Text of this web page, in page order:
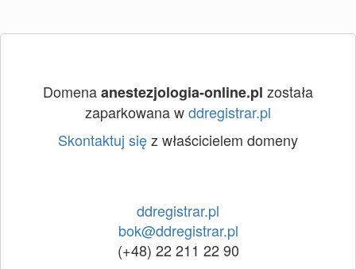
Domenaanestezjologia-online.pl została
zaparkowana wddregistrar.pl
Skontaktuj sięz właścicielem domeny
ddregistrar.pl
bok@ddregistrar.pl
(+48) 22 211 22 90